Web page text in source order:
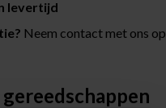
levertijd
Neem contact met ons op